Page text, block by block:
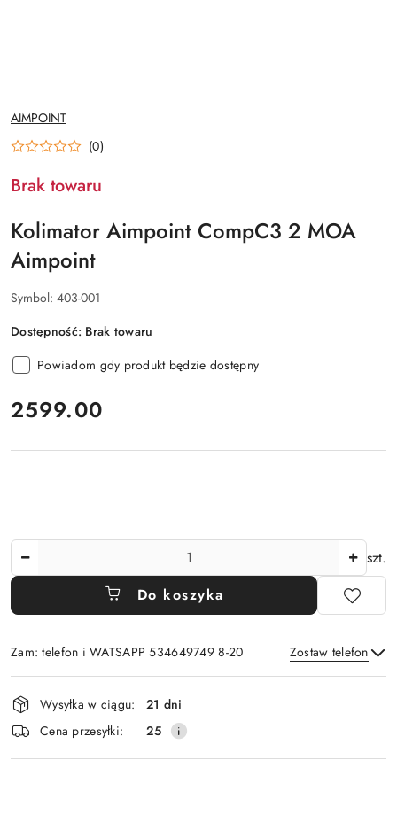
NAZWA
PRODUCENTA:
AIMPOINT
(0)
Brak towaru
Kolimator Aimpoint CompC3 2 MOA
Aimpoint
Symbol: 403-001
Dostępność: Brak towaru
Powiadom gdy produkt będzie dostępny
cena:
2599.00
szt.
Do koszyka
Zam: telefon i WATSAPP 534649749 8-20 Zostaw telefon
Wyślij
Dostępność
i
dostawa
Wysyłka w ciągu:
21 dni
Cena przesyłki:
25